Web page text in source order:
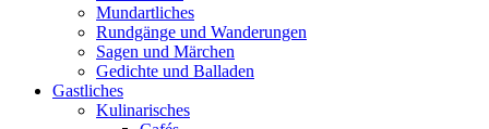
Mundartliches
Rundgänge und Wanderungen
Sagen und Märchen
Gedichte und Balladen
Gastliches
Kulinarisches